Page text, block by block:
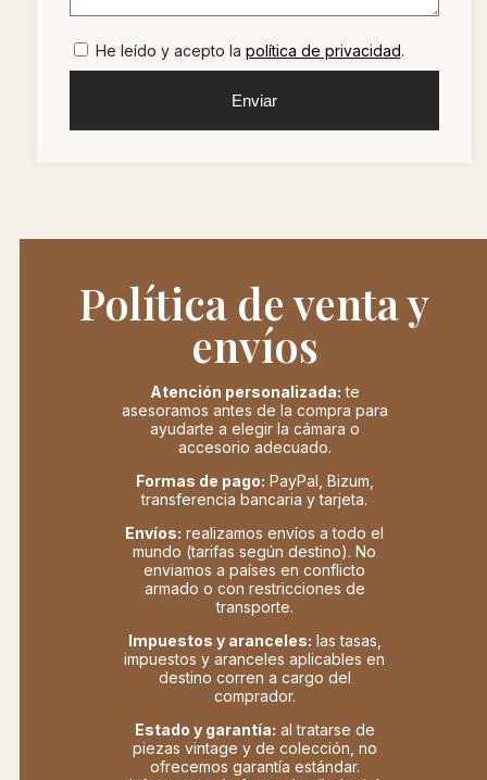
He leído y acepto la política de privacidad.
Enviar
Política de venta y
envíos
Atención personalizada: te
asesoramos antes de la compra para
ayudarte a elegir la cámara o
accesorio adecuado.
Formas de pago: PayPal, Bizum,
transferencia bancaria y tarjeta.
Envíos: realizamos envíos a todo el
mundo (tarifas según destino). No
enviamos a países en conflicto
armado o con restricciones de
transporte.
Impuestos y aranceles: las tasas,
impuestos y aranceles aplicables en
destino corren a cargo del
comprador.
Estado y garantía: al tratarse de
piezas vintage y de colección, no
ofrecemos garantía estándar.